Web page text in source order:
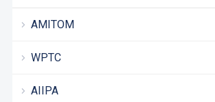
AMITOM
WPTC
AIIPA